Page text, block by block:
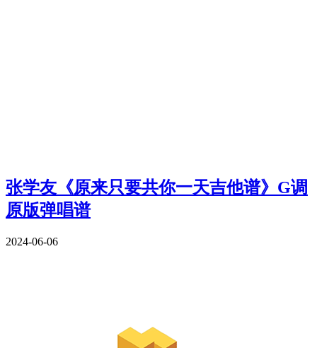
张学友《原来只要共你一天吉他谱》G调
原版弹唱谱
2024-06-06